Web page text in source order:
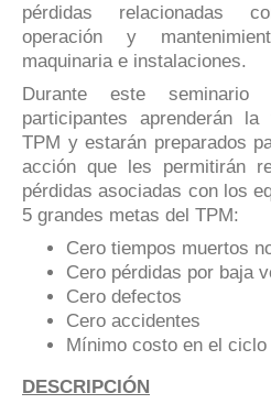
pérdidas relacionadas
operación y
maquinaria e instalaciones.
Durante este
participantes aprenderán
TPM y estarán preparados
acción que les permitirán
pérdidas asociadas con los
5 grandes metas del TPM:
Cero tiempos muertos
Cero pérdidas por baja
Cero defectos
Cero accidentes
Mínimo costo en el
DESCRIPCIÓN